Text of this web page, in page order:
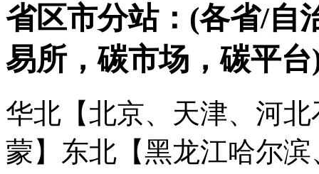
省区市分站：(各省/自
易所，碳市场，碳平台
华北【北京、天津、河
蒙】 东北【黑龙江哈尔